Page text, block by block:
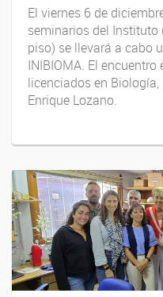
El viernes 6 de
seminarios del Instituto
piso) se llevará a cabo
INIBIOMA. El
licenciados en
Enrique Lozano.